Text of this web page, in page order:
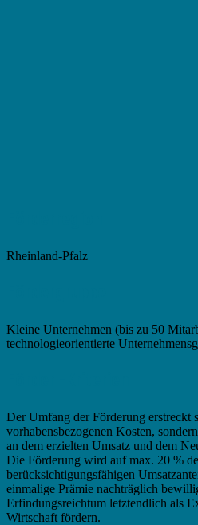
Rheinland-Pfalz
Kleine Unternehmen (bis zu 50
technologieorientierte
Der Umfang der Förderung erstreckt
vorhabensbezogenen Kosten,
an dem erzielten Umsatz und dem
Die Förderung wird auf max. 20 %
berücksichtigungsfähigen
einmalige Prämie nachträglich
Erfindungsreichtum letztendlich als
Wirtschaft fördern.